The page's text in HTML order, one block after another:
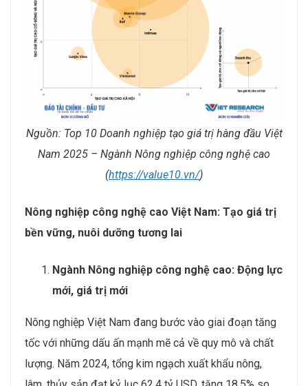
Nguồn: Top 10 Doanh nghiệp tạo giá trị hàng đầu Việt
Nam 2025 – Ngành Nông nghiệp công nghệ cao
(https://value10.vn/)
Nông nghiệp công nghệ cao Việt Nam: Tạo giá trị
bền vững, nuôi dưỡng tương lai
Ngành Nông nghiệp công nghệ cao: Động lực
mới, giá trị mới
Nông nghiệp Việt Nam đang bước vào giai đoạn tăng
tốc với những dấu ấn mạnh mẽ cả về quy mô và chất
lượng. Năm 2024, tổng kim ngạch xuất khẩu nông,